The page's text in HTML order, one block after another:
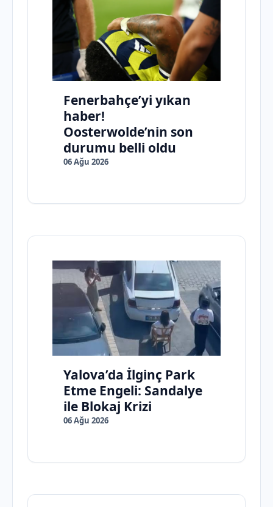
Fenerbahçe’yi yıkan
haber!
Oosterwolde’nin son
durumu belli oldu
06 Ağu 2026
Yalova’da İlginç Park
Etme Engeli: Sandalye
ile Blokaj Krizi
06 Ağu 2026